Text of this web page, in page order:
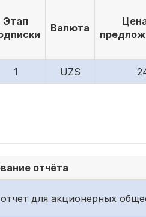
Этап
Валюта
1 UZS
отчёта
для акционерных